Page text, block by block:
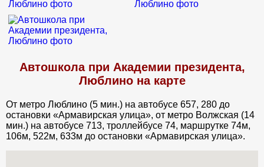
Автошкола при Академии президента,
Люблино на карте
От метро Люблино (5 мин.) на автобусе 657, 280 до
остановки «Армавирская улица», от метро Волжская (14
мин.) на автобусе 713, троллейбусе 74, маршрутке 74м,
106м, 522м, 633м до остановки «Армавирская улица».